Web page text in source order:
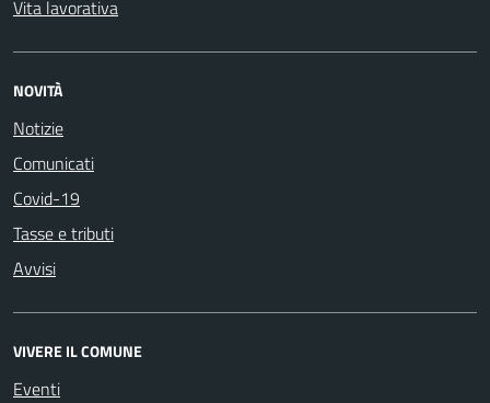
Vita lavorativa
NOVITÀ
Notizie
Comunicati
Covid-19
Tasse e tributi
Avvisi
VIVERE IL COMUNE
Eventi